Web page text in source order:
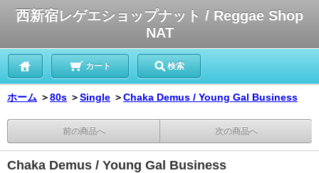
西新宿レゲエショップナット / Reggae Shop
NAT
カート 検索
ホーム ＞80s ＞Single ＞Chaka Demus / Young Gal Business
前の商品へ 次の商品へ
Chaka Demus / Young Gal Business